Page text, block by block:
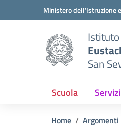
Vai ai contenuti
Vai al menu di navigazione
Ministero dell'Istruzione
Istituto
San
Scuola Servizi
Home Argomenti